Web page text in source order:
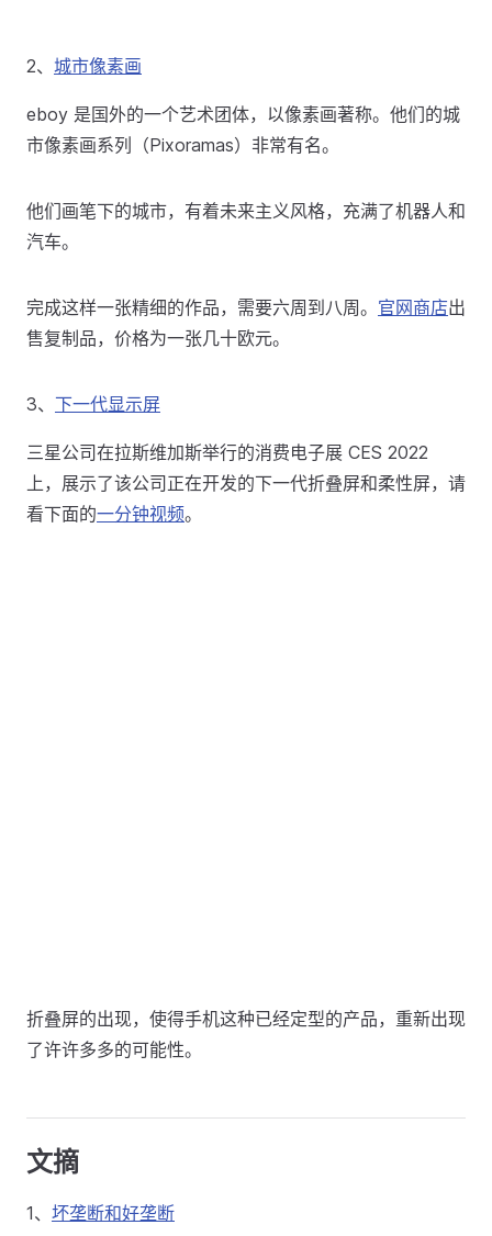
2、 城市像素画
eboy 是国外的一个艺术团体，以像素画著称。他们的城
市像素画系列（Pixoramas）非常有名。
他们画笔下的城市，有着未来主义风格，充满了机器人和
汽车。
完成这样一张精细的作品，需要六周到八周。 官网商店出
售复制品，价格为一张几十欧元。
3、 下一代显示屏
三星公司在拉斯维加斯举行的消费电子展 CES 2022
上，展示了该公司正在开发的下一代折叠屏和柔性屏，请
看下面的一分钟视频。
折叠屏的出现，使得手机这种已经定型的产品，重新出现
了许许多多的可能性。
文摘
1、 坏垄断和好垄断